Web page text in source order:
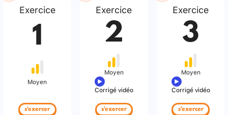
Exercice
1
Moyen
s'exercer
Exercice
2
Moyen
Corrigé vidéo
s'exercer
Exercice
3
Moyen
Corrigé vidéo
s'exercer